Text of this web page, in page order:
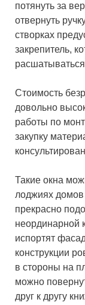
потянуть за
отвернуть
створках
закрепитель,
Стоимость
довольно
работы по
закупку
Такие окна
лоджиях
прекрасно
неординарной
испортят
конструкции
в стороны на
можно
друг к другу